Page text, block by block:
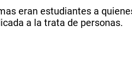
eran estudiantes a
a la trata de personas.